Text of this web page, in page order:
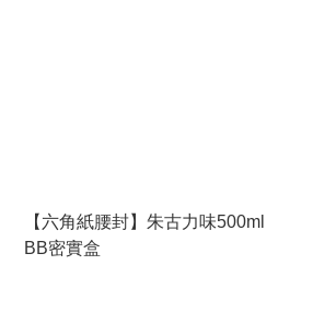
【六角紙腰封】朱古力味500ml
BB密實盒